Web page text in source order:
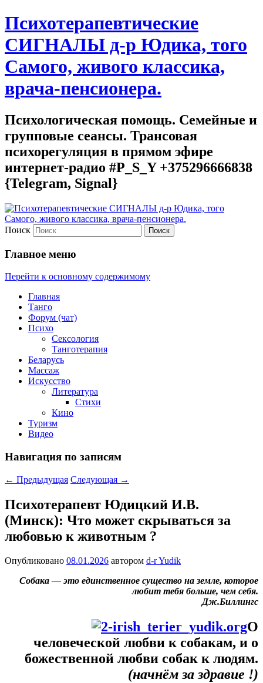
Психотерапевтические
СИГНАЛЫ д-р Юдика, того
Самого, живого классика,
врача-пенсионера.
Психологическая помощь. Семейные и
групповые сеансы. Трансовая
психорегуляция в прямом эфире
интернет-радио #P_S_Y +375296666838
{Telegram, Signal}
Поиск
Главное меню
Перейти к основному содержимому
Главная
Танго
Форум (чат)
Психо
Сексология
Танготерапия
Беларусь
Массаж
Искусство
Литература
Стихи
Кино
Туризм
Видео
Навигация по записям
← Предыдущая Следующая →
Психотерапевт Юдицкий И.В.
(Минск): Что может скрываться за
любовью к животным ?
Опубликовано 08.01.2026 автором d-r Yudik
Собака — это единственное существо на земле, которое
любит тебя больше, чем себя.
Дж.Биллингс
О
человеческой любви к собакам, и о
божественной любви собак к людям.
(начнём за здравие !)